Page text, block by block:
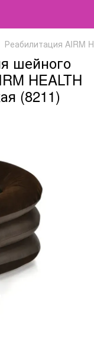
Реабилитация AIRM
шейного
HEALTH
(8211)